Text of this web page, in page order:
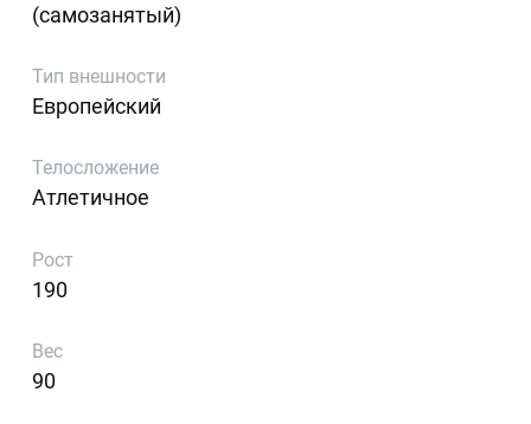
(самозанятый)
Тип внешности
Европейский
Телосложение
Атлетичное
Рост
190
Вес
90